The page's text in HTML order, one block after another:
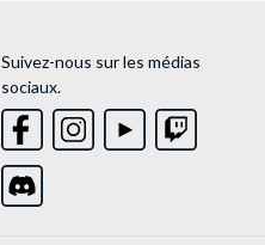
Suivez-nous sur les médias
sociaux.